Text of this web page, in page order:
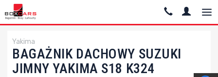
Yakima
BAGAŻNIK DACHOWY SUZUKI
JIMNY YAKIMA S18 K324